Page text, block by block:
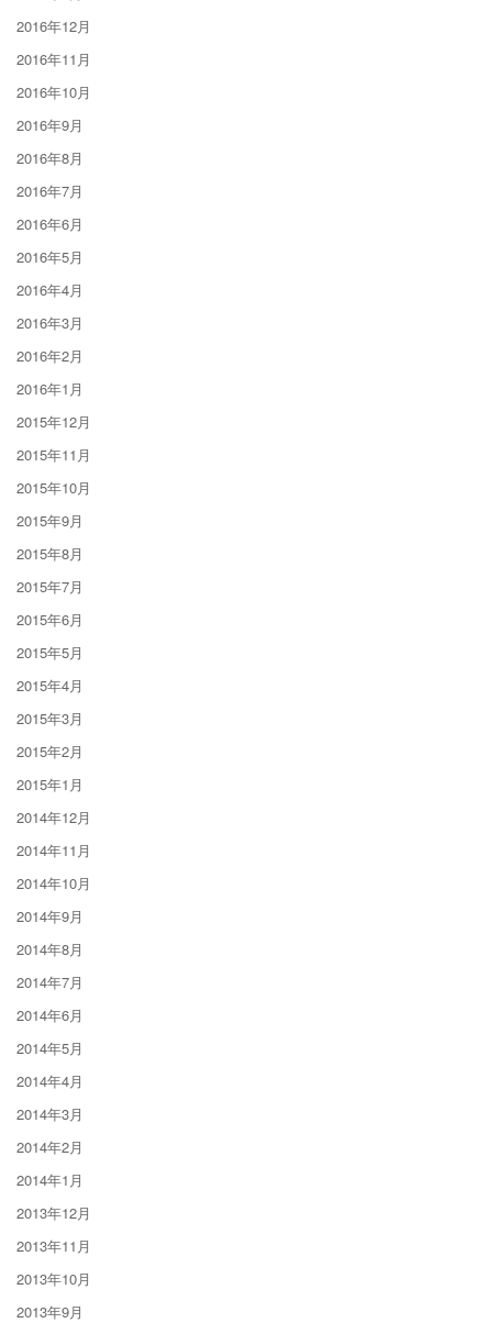
2016年12月
2016年11月
2016年10月
2016年9月
2016年8月
2016年7月
2016年6月
2016年5月
2016年4月
2016年3月
2016年2月
2016年1月
2015年12月
2015年11月
2015年10月
2015年9月
2015年8月
2015年7月
2015年6月
2015年5月
2015年4月
2015年3月
2015年2月
2015年1月
2014年12月
2014年11月
2014年10月
2014年9月
2014年8月
2014年7月
2014年6月
2014年5月
2014年4月
2014年3月
2014年2月
2014年1月
2013年12月
2013年11月
2013年10月
2013年9月